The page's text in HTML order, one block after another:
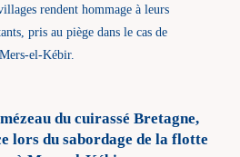
rendent hommage à leurs
pris au piège dans le cas de
Mers-el-Kébir.
du cuirassé Bretagne,
lors du sabordage de la flotte